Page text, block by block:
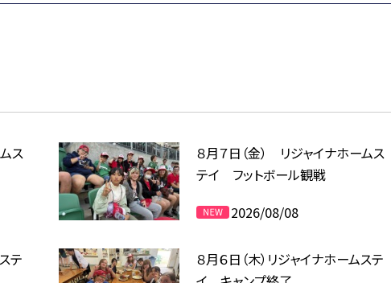
ス
８月７日（金） リジャイナホームス
テイ フットボール観戦
2026/08/08
テ
８月６日（木）リジャイナホームステ